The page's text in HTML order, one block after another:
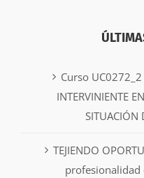
Curso UC0272_2
INTERVINIENTE
SITUACIÓN
TEJIENDO